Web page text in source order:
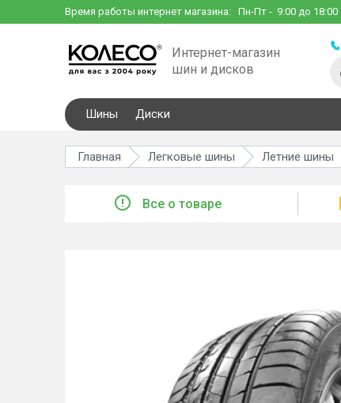
Время работы интернет магазина: Пн-Пт - 9:00 до 18:00
Интернет-магазин
шин и дисков
Шины Диски
Главная Легковые шины Летние шины
Все о товаре